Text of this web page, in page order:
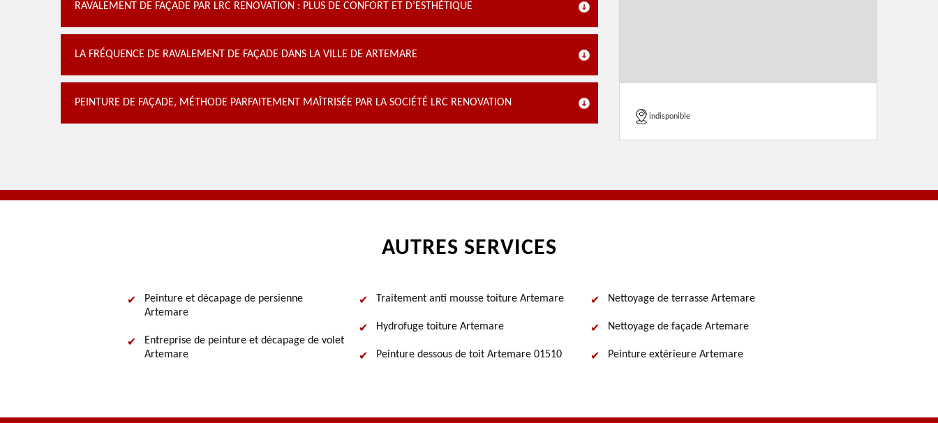
RAVALEMENT DE FAÇADE PAR LRC RENOVATION : PLUS DE CONFORT ET D’ESTHÉTIQUE
LA FRÉQUENCE DE RAVALEMENT DE FAÇADE DANS LA VILLE DE ARTEMARE
PEINTURE DE FAÇADE, MÉTHODE PARFAITEMENT MAÎTRISÉE PAR LA SOCIÉTÉ LRC RENOVATION
indisponible
AUTRES SERVICES
Peinture et décapage de persienne
Artemare
Entreprise de peinture et décapage de volet
Artemare
Traitement anti mousse toiture Artemare
Hydrofuge toiture Artemare
Peinture dessous de toit Artemare 01510
Nettoyage de terrasse Artemare
Nettoyage de façade Artemare
Peinture extérieure Artemare